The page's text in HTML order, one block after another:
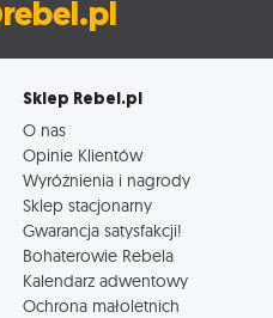
Sklep Rebel.pl
O nas
Opinie Klientów
Wyróżnienia i nagrody
Sklep stacjonarny
Gwarancja satysfakcji!
Bohaterowie Rebela
Kalendarz adwentowy
Ochrona małoletnich